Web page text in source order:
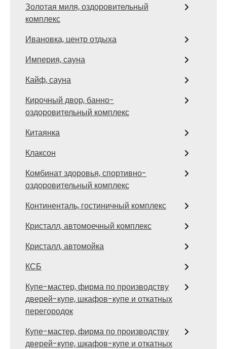
Золотая миля, оздоровительный
комплекс
Ивановка, центр отдыха
Империя, сауна
Кайф, сауна
Кирочный двор, банно-
оздоровительный комплекс
Китаянка
Клаксон
Комбинат здоровья, спортивно-
оздоровительный комплекс
Континенталь, гостиничный комплекс
Кристалл, автомоечный комплекс
Кристалл, автомойка
КСБ
Купе-мастер, фирма по производству
дверей-купе, шкафов-купе и откатных
перегородок
Купе-мастер, фирма по производству
дверей-купе, шкафов-купе и откатных